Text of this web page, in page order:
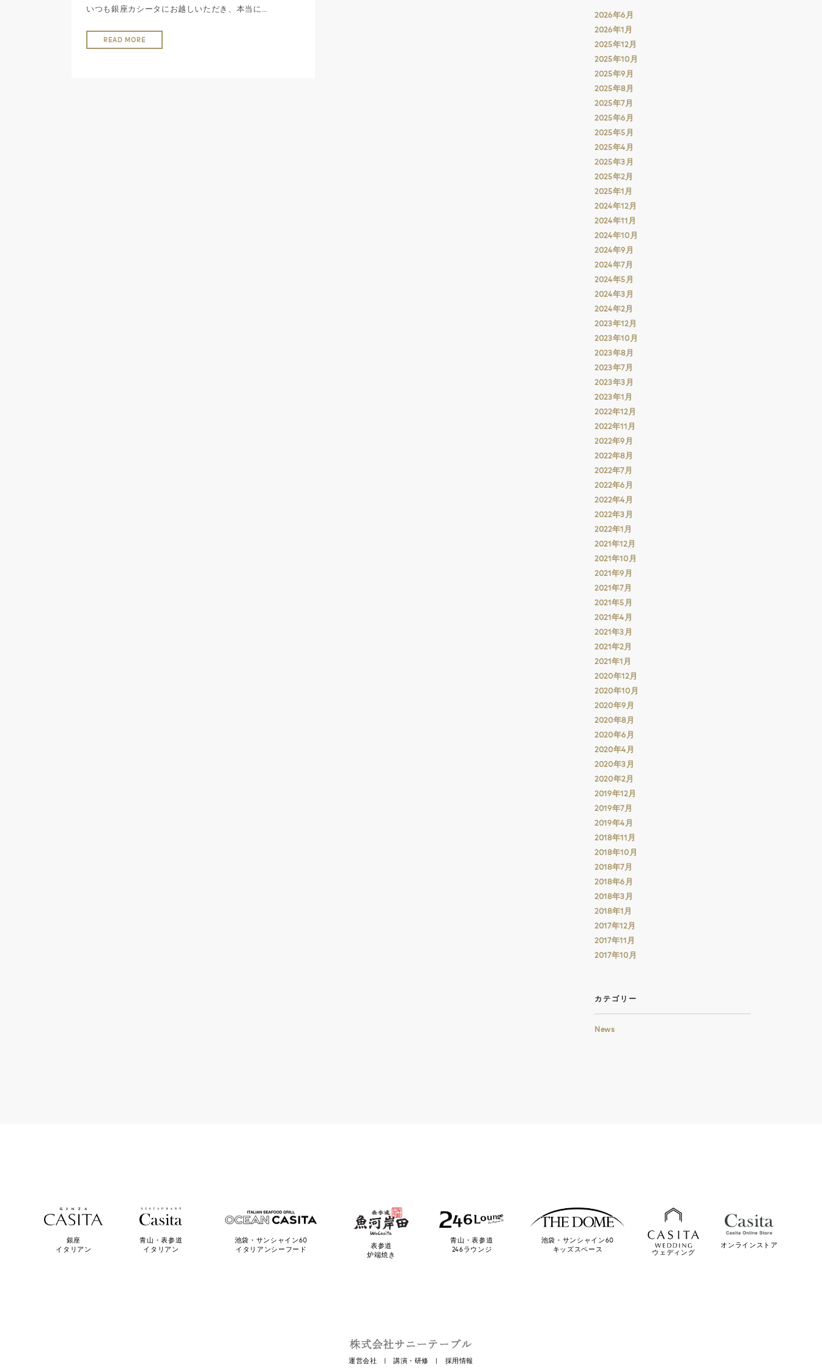
いつも銀座カシータにお越しいただき、本当に…
READ MORE
2026年6月
2026年1月
2025年12月
2025年10月
2025年9月
2025年8月
2025年7月
2025年6月
2025年5月
2025年4月
2025年3月
2025年2月
2025年1月
2024年12月
2024年11月
2024年10月
2024年9月
2024年7月
2024年5月
2024年3月
2024年2月
2023年12月
2023年10月
2023年8月
2023年7月
2023年3月
2023年1月
2022年12月
2022年11月
2022年9月
2022年8月
2022年7月
2022年6月
2022年4月
2022年3月
2022年1月
2021年12月
2021年10月
2021年9月
2021年7月
2021年5月
2021年4月
2021年3月
2021年2月
2021年1月
2020年12月
2020年10月
2020年9月
2020年8月
2020年6月
2020年4月
2020年3月
2020年2月
2019年12月
2019年7月
2019年4月
2018年11月
2018年10月
2018年7月
2018年6月
2018年3月
2018年1月
2017年12月
2017年11月
2017年10月
カテゴリー
News
銀座
イタリアン
青山・表参道
イタリアン
池袋・サンシャイン60
イタリアンシーフード
表参道
炉端焼き
青山・表参道
246ラウンジ
池袋・サンシャイン60
キッズスペース
ウェディング
オンラインストア
運営会社 |講演・研修 | 採用情報